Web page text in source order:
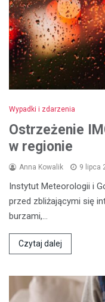
Wypadki i zdarzenia
Ostrzeżenie
w regionie
Anna Kowalik 9 lipca
Instytut Meteorologii i
przed zbliżającymi się
burzami,…
Czytaj dalej